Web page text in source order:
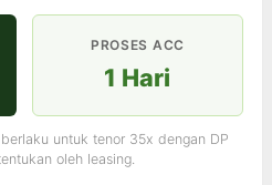
PROSES ACC
1 Hari
untuk tenor 35x dengan DP
oleh leasing.